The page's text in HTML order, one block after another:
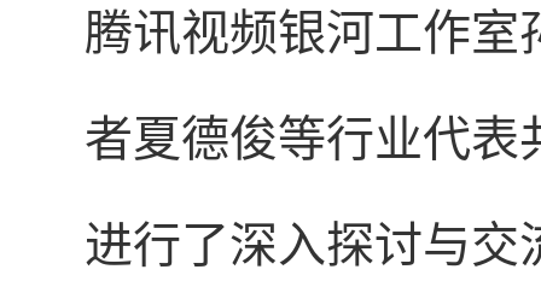
腾讯视频银河工作
者夏德俊等行业代表
进行了深入探讨与交